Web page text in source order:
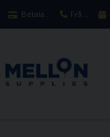
Betala säkert med kort Frågor? Ring oss!